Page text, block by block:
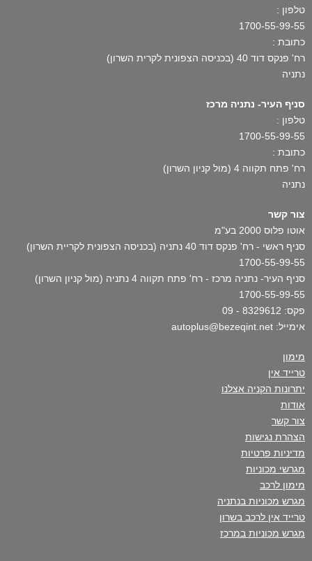
טלפון :
1700-55-99-55
כתובת :
רח' פנקס דוד 40 (בכניסה הצפונית לקרית השרון)
נתניה
סניף העיר- נתניה מרכז
טלפון :
1700-55-99-55
כתובת :
רח' פתח תקווה 4 (מול קניון השרון)
נתניה
צור קשר
אוטו פלוס 2000 בע"מ
סניף ראשי - רח' פנקס דוד 40 נתניה (בכניסה הצפונית לקריית השרון)
1700-55-99-55
סניף העיר- נתניה מרכז - רח' פתח תקווה 4 נתניה (מול קניון השרון)
1700-55-99-55
פקס: 8329612 - 09
אימייל: autoplus@bezeqint.net
מימון
טרייד אין
יתרונות הקניה אצלנו
אודות
צור קשר
הצהרת נגישות
מדיניות פרטיות
מגרשי מכוניות
מימון לרכב
מגרש מכוניות בנתניה
טרייד אין לרכב בשרון
מגרש מכוניות במרכז